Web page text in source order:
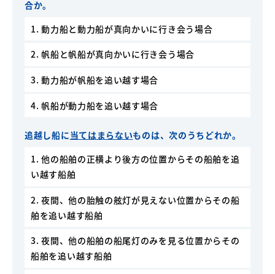
合か。
1. 動力船と動力船が真向かいに行き会う場合
2. 帆船と帆船が真向かいに行き会う場合
3. 動力船が帆船を追い越す場合
4. 帆船が動力船を追い越す場合
追越し船に当てはまらないものは、次のうちどれか。
1. 他の船舶の正横より後方の位置からその船舶を追
い越す船舶
2. 夜間、他の胎触の舷灯が見えない位置からその船
舶を追い越す船舶
3. 夜間、他の船舶の船尾灯のみを見る位置からその
船舶を追い越す船舶